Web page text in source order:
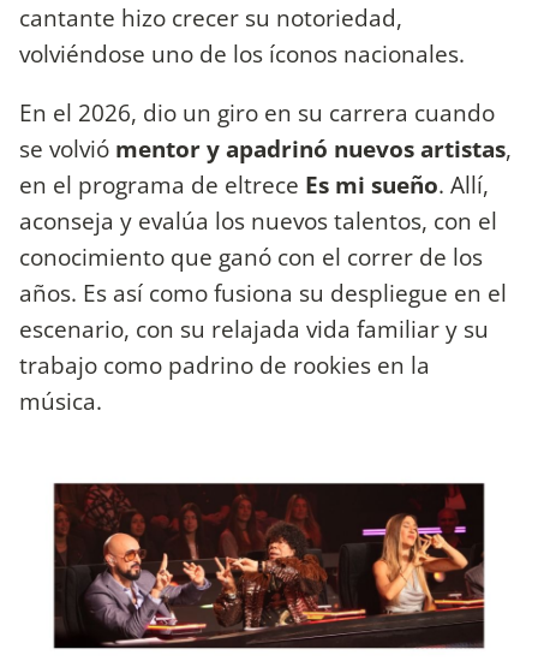
cantante hizo crecer su notoriedad,
volviéndose uno de los íconos nacionales.
En el 2026, dio un giro en su carrera cuando
se volvió mentor y apadrinó nuevos artistas,
en el programa de eltrece Es mi sueño. Allí,
aconseja y evalúa los nuevos talentos, con el
conocimiento que ganó con el correr de los
años. Es así como fusiona su despliegue en el
escenario, con su relajada vida familiar y su
trabajo como padrino de rookies en la
música.